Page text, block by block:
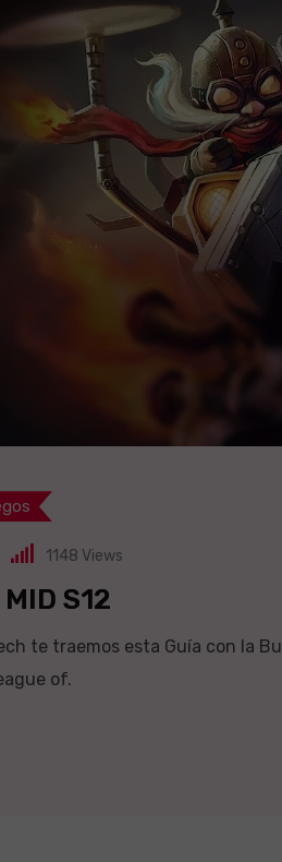
1148 Views
S12
te traemos esta Guía con la
of.